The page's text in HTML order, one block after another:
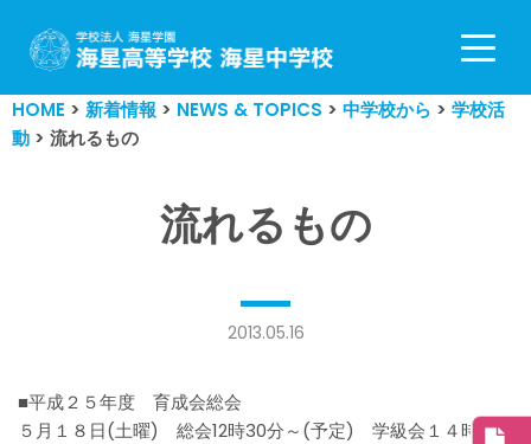
コ
ン
テ
ン
HOME > 新着情報 > NEWS & TOPICS > 中学校から > 学校活
動 > 流れるもの
流れるもの
2013.05.16
■平成２５年度 育成会総会
５月１８日(土曜) 総会12時30分～(予定) 学級会１４時０